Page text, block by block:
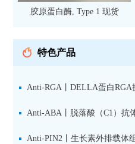
胶原蛋白酶, Type 1 现货
特色产品
Anti-RGA丨DELLA蛋白
键抑制因子
Anti-ABA丨脱落酸（C1）抗
储存库
Anti-PIN2丨生长素外排载体